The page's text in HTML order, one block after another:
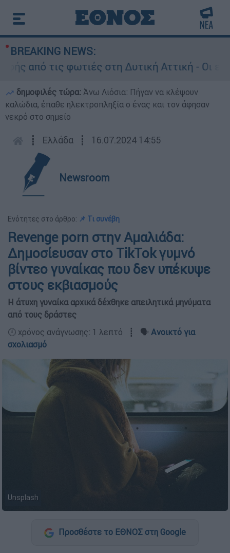
BREAKING NEWS:
από τις φωτιές στη Δυτική Αττική - Οι
δημοφιλές τώρα: Άνω Λιόσια: Πήγαν να κλέψουν
καλώδια, έπαθε ηλεκτροπληξία ο ένας και τον άφησαν
νεκρό στο σημείο
┋ Ελλάδα ┋ 16.07.2024 14:55
Newsroom
Ενότητες στο άρθρο: 📌 Τι συνέβη
Revenge porn στην Αμαλιάδα:
Δημοσίευσαν στο TikTok γυμνό
βίντεο γυναίκας που δεν υπέκυψε
στους εκβιασμούς
Η άτυχη γυναίκα αρχικά δέχθηκε απειλητικά μηνύματα
από τους δράστες
🕛 χρόνος ανάγνωσης: 1 λεπτό ┋ 🗣️ Ανοικτό για
σχολιασμό
Unsplash
Προσθέστε το ΕΘΝΟΣ στη Google